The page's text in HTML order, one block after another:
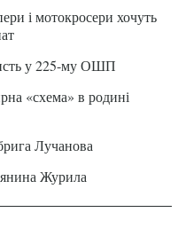
і мотокросери хочуть
у 225-му ОШП
«схема» в родині
Лучанова
Журила